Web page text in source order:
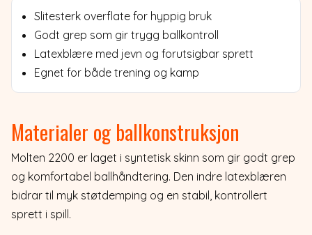
Slitesterk overflate for hyppig bruk
Godt grep som gir trygg ballkontroll
Latexblære med jevn og forutsigbar sprett
Egnet for både trening og kamp
Materialer og ballkonstruksjon
Molten 2200 er laget i syntetisk skinn som gir godt grep
og komfortabel ballhåndtering. Den indre latexblæren
bidrar til myk støtdemping og en stabil, kontrollert
sprett i spill.